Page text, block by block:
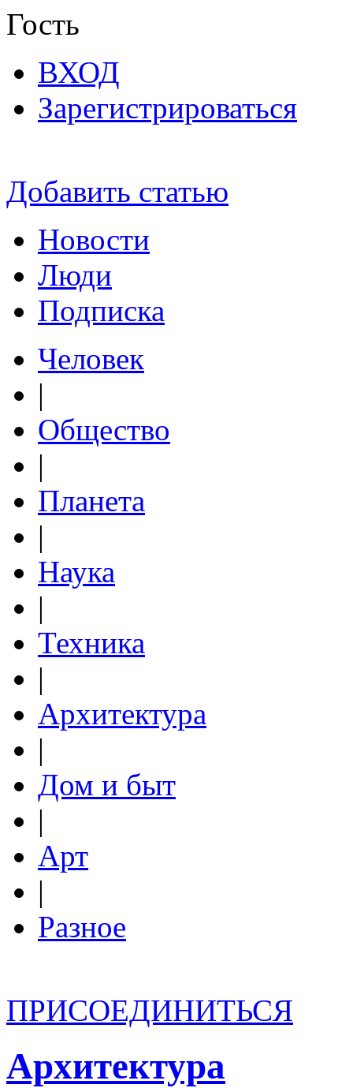
Гость
ВХОД
Зарегистрироваться
Добавить статью
Новости
Люди
Подписка
Человек
|
Общество
|
Планета
|
Наука
|
Техника
|
Архитектура
|
Дом и быт
|
Арт
|
Разное
ПРИСОЕДИНИТЬСЯ
Архитектура